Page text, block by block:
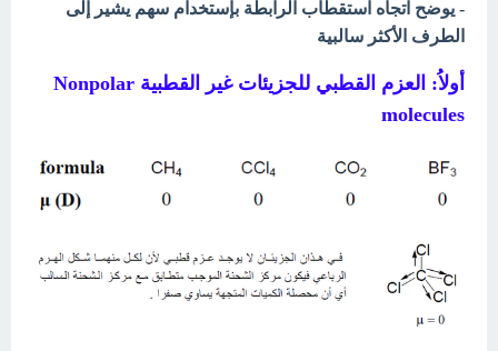
- يوضح اتجاه استقطاب الرابطة بإستخدام سهم يشير إلى
الطرف الأكثر سالبية
أولاُ: العزم القطبي للجزيئات غير القطبية Nonpolar
molecules